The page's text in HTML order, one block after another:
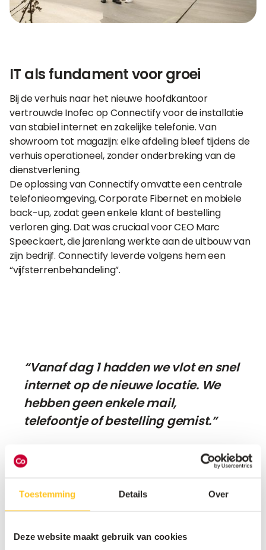
Toestemming Details Over
Deze website maakt gebruik van cookies
IT als fundament voor groei
Bij de verhuis naar het nieuwe hoofdkantoor
vertrouwde Inofec op Connectify voor de installatie
van stabiel internet en zakelijke telefonie. Van
showroom tot magazijn: elke afdeling bleef tijdens de
verhuis operationeel, zonder onderbreking van de
dienstverlening.
De oplossing van Connectify omvatte een centrale
telefonieomgeving, Corporate Fibernet en mobiele
back-up, zodat geen enkele klant of bestelling
verloren ging. Dat was cruciaal voor CEO Marc
Speeckaert, die jarenlang werkte aan de uitbouw van
zijn bedrijf. Connectify leverde volgens hem een
“vijfsterrenbehandeling”.
“Vanaf dag 1 hadden we vlot en snel
internet op de nieuwe locatie. We
hebben geen enkele mail,
telefoontje of bestelling gemist.”
Marc Speeckaert